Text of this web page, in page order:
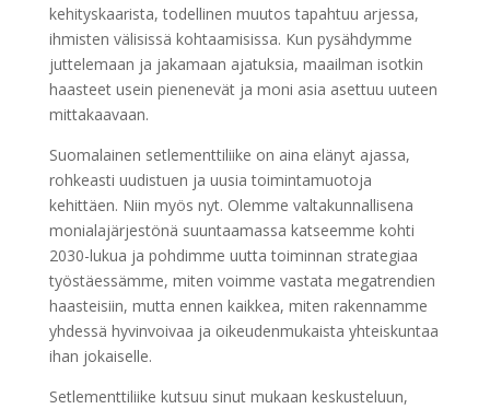
kehityskaarista, todellinen muutos tapahtuu arjessa,
ihmisten välisissä kohtaamisissa. Kun pysähdymme
juttelemaan ja jakamaan ajatuksia, maailman isotkin
haasteet usein pienenevät ja moni asia asettuu uuteen
mittakaavaan.
Suomalainen setlementtiliike on aina elänyt ajassa,
rohkeasti uudistuen ja uusia toimintamuotoja
kehittäen. Niin myös nyt. Olemme valtakunnallisena
monialajärjestönä suuntaamassa katseemme kohti
2030-lukua ja pohdimme uutta toiminnan strategiaa
työstäessämme, miten voimme vastata megatrendien
haasteisiin, mutta ennen kaikkea, miten rakennamme
yhdessä hyvinvoivaa ja oikeudenmukaista yhteiskuntaa
ihan jokaiselle.
Setlementtiliike kutsuu sinut mukaan keskusteluun,